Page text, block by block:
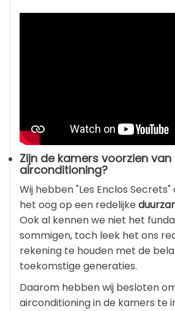
Zijn de kamers voorzien van
airconditioning?
Wij hebben "Les Enclos
het oog op een redelijke
Ook al kennen we niet het
sommigen, toch leek het ons
rekening te houden met de
toekomstige generaties.
Daarom hebben wij besloten
airconditioning in de kamers te